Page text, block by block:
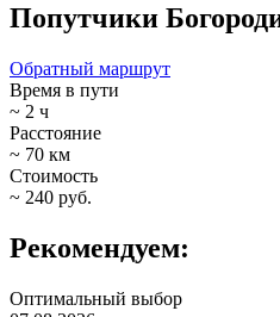
Попутчики
Обратный маршрут
Время в пути
~ 2 ч
Расстояние
~ 70 км
Стоимость
~ 240 руб.
Рекомендуем:
Оптимальный выбор